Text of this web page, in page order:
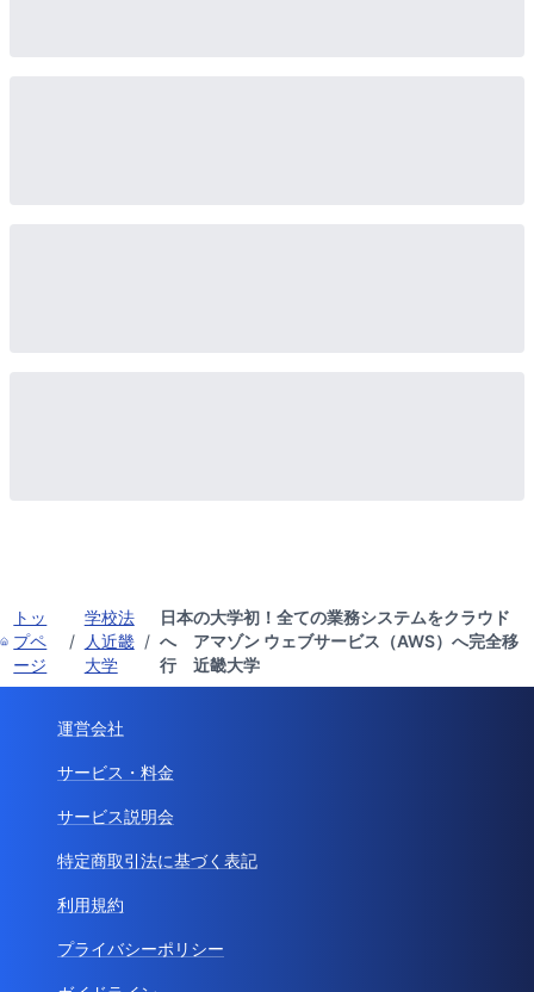
トッ
プペ
ージ
/
学校法
人近畿
大学
/
日本の大学初！全ての業務システムをクラウド
へ アマゾン ウェブサービス（AWS）へ完全移
行 近畿大学
運営会社
サービス・料金
サービス説明会
特定商取引法に基づく表記
利用規約
プライバシーポリシー